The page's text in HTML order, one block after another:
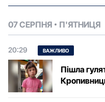
07 СЕРПНЯ П'ЯТНИЦЯ
20:29 ВАЖЛИВО
Пішла